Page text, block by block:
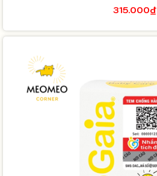
315.000₫